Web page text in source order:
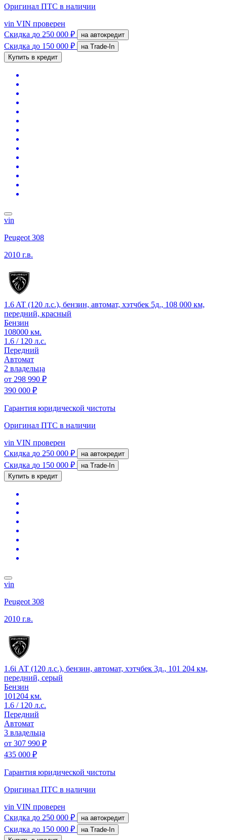
Оригинал ПТС в наличии
vin VIN проверен
Скидка до 250 000 ₽ на автокредит
Скидка до 150 000 ₽
на Trade-In
Купить в кредит
vin
Peugeot 308
2010 г.в.
1.6 AT (120 л.с.), бензин, автомат, хэтчбек 5д., 108 000 км,
передний, красный
Бензин
108000 км.
1.6 / 120 л.с.
Передний
Автомат
2 владельца
от 298 990 ₽
390 000 ₽
Гарантия юридической чистоты
Оригинал ПТС в наличии
vin VIN проверен
Скидка до 250 000 ₽ на автокредит
Скидка до 150 000 ₽
на Trade-In
Купить в кредит
vin
Peugeot 308
2010 г.в.
1.6i АТ (120 л.с.), бензин, автомат, хэтчбек 3д., 101 204 км,
передний, серый
Бензин
101204 км.
1.6 / 120 л.с.
Передний
Автомат
3 владельца
от 307 990 ₽
435 000 ₽
Гарантия юридической чистоты
Оригинал ПТС в наличии
vin VIN проверен
Скидка до 250 000 ₽ на автокредит
Скидка до 150 000 ₽
на Trade-In